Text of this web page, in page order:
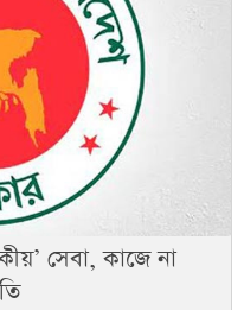
সেবা, কাজে না